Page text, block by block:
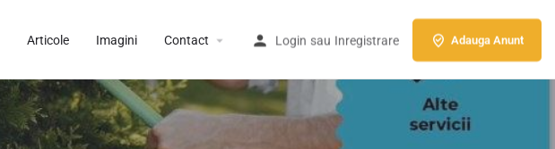
Articole Imagini Contact Login sau Inregistrare Adauga Anunt